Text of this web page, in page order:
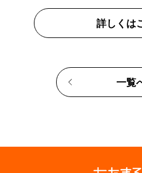
詳しくは
一覧